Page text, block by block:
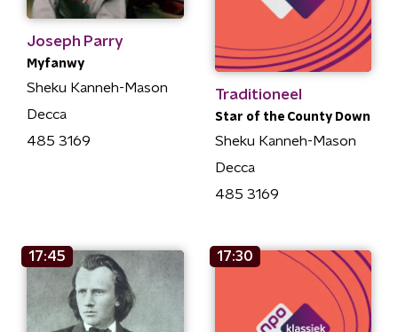
Joseph Parry
Myfanwy
Sheku Kanneh-Mason
Decca
485 3169
Traditioneel
Star of the County Down
Sheku Kanneh-Mason
Decca
485 3169
17:45 17:30